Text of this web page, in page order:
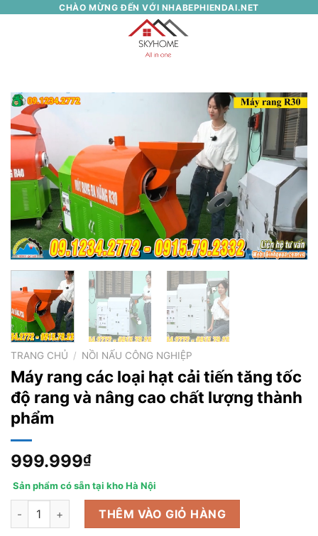
CHÀO MỪNG ĐẾN VỚI NHABEPHIENDAI.NET
TRANG CHỦ / NỒI NẤU CÔNG NGHIỆP
Máy rang các loại hạt cải tiến tăng tốc
độ rang và nâng cao chất lượng thành
phẩm
999.999₫
Sản phẩm có sẵn tại kho Hà Nội
Máy rang các loại hạt cải tiến tăng tốc độ rang và nâng cao
THÊM VÀO GIỎ HÀNG